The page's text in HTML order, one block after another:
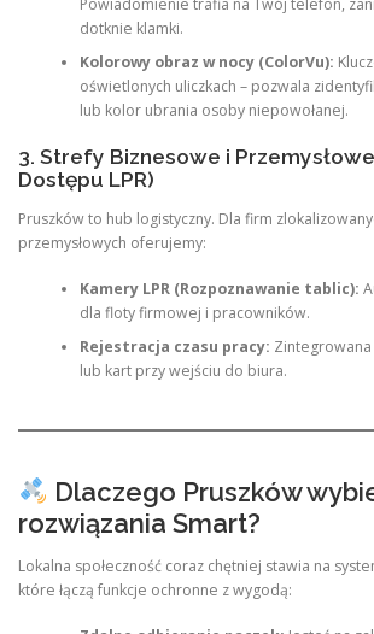
Powiadomienie trafia na Twój telefon,
dotknie klamki.
Kolorowy obraz w nocy (ColorVu):
oświetlonych uliczkach – pozwala
lub kolor ubrania osoby niepowołanej.
3. Strefy Biznesowe i
Dostępu LPR)
Pruszków to hub logistyczny. Dla firm
przemysłowych oferujemy:
Kamery LPR (Rozpoznawanie tablic):
dla floty firmowej i pracowników.
Rejestracja czasu pracy:
lub kart przy wejściu do biura.
Dlaczego Pruszków
rozwiązania Smart?
Lokalna społeczność coraz chętniej stawia na
które łączą funkcje ochronne z wygodą: